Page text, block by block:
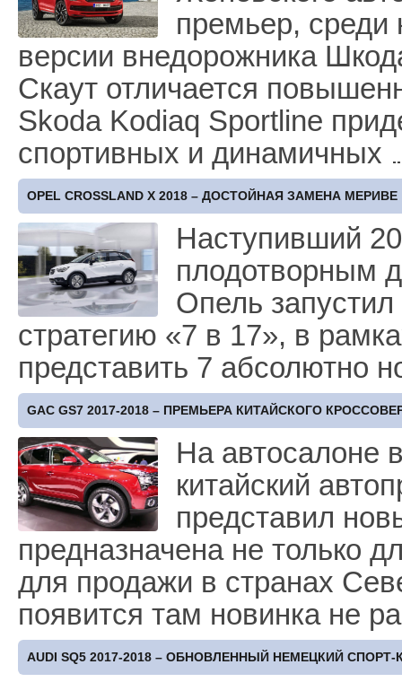
премьер, среди
версии внедорожника
Скаут отличается
Skoda Kodiaq Sportline
спортивных и динамичных
OPEL CROSSLAND X 2018 – ДОСТОЙНАЯ ЗАМЕНА МЕРИВЕ
Наступивший
плодотворным
Опель
стратегию «7 в 17», в
представить 7 абсолютно
GAC GS7 2017-2018 – ПРЕМЬЕРА КИТАЙСКОГО
На автосалоне
китайский
представил
предназначена не только
для продажи в странах
появится там новинка не
AUDI SQ5 2017-2018 – ОБНОВЛЕННЫЙ НЕМЕЦКИЙ